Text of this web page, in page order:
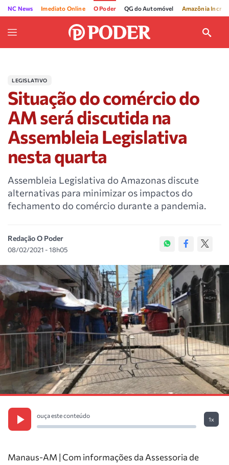
NC News Imediato Online O Poder QG do Automóvel Amazônia
LEGISLATIVO
Situação do comércio do
AM será discutida na
Assembleia Legislativa
nesta quarta
Assembleia Legislativa do Amazonas discute
alternativas para minimizar os impactos do
fechamento do comércio durante a pandemia.
Redação O Poder
08/02/2021 - 18h05
ouça este conteúdo
1x
Manaus-AM | Com informações da Assessoria de